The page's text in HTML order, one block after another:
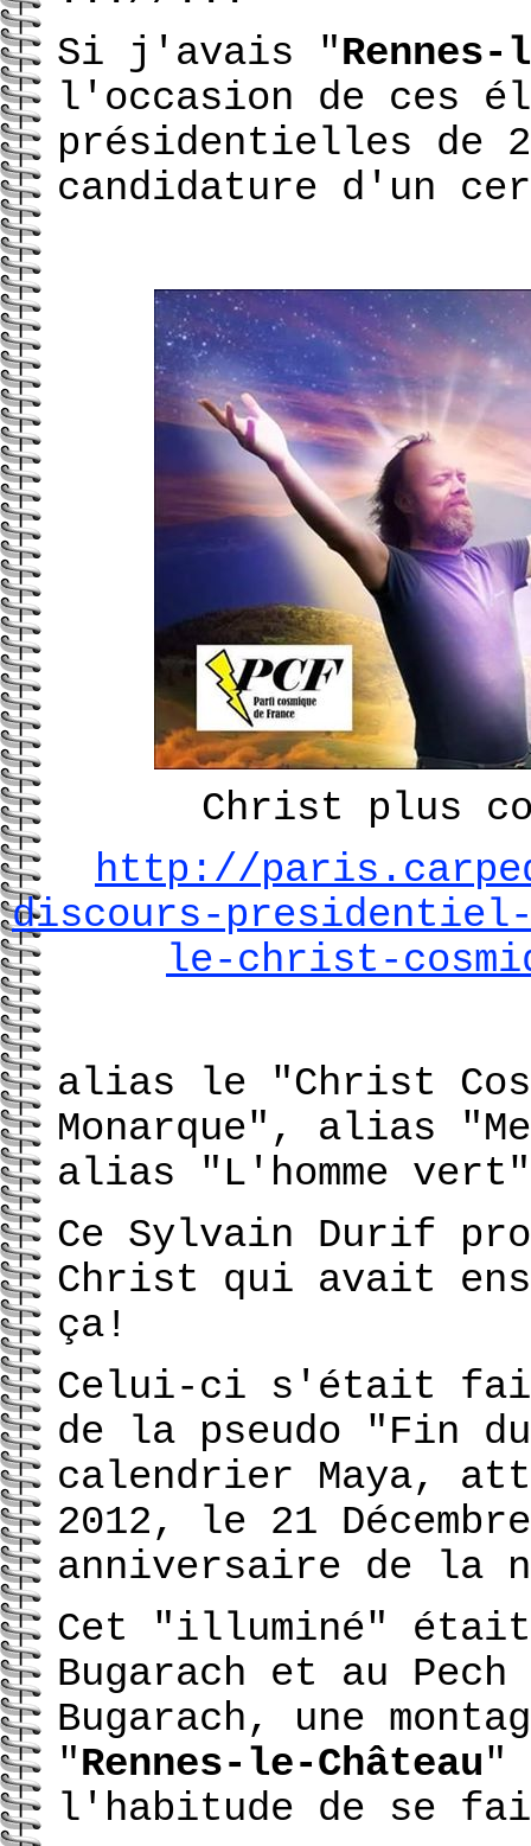
Si j'avais "Rennes-
l'occasion de ces
présidentielles de
candidature d'un
Christ plus
http://
discours-
le-christ-
alias le "Christ
Monarque", alias
alias "L'homme
Ce Sylvain Durif
Christ qui avait
ça!
Celui-ci s'était
de la pseudo "Fin
calendrier Maya,
2012, le 21
anniversaire de la
Cet "illuminé"
Bugarach et au
Bugarach, une
"Rennes-le-Château"
l'habitude de se